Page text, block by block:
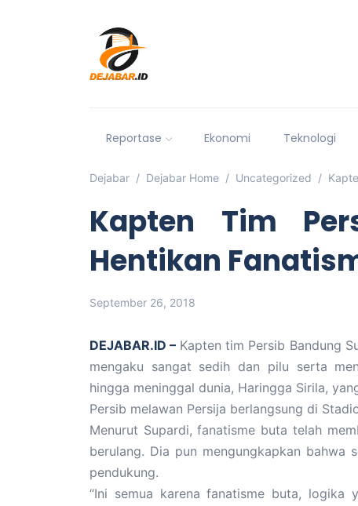
Reportase Ekonomi Teknologi
Dejabar Dejabar Home Uncategorized
Kapten Tim
Hentikan
September 26, 2018
DEJABAR.ID – Kapten tim Persib Bandung
mengaku sangat sedih dan pilu serta
hingga meninggal dunia, Haringga Sirila,
Persib melawan Persija berlangsung di
Menurut Supardi, fanatisme buta telah
berulang. Dia pun mengungkapkan bahwa
pendukung.
“Ini semua karena fanatisme buta, logika